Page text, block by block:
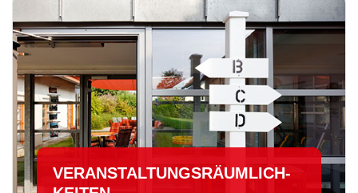
VER­AN­STAL­TUNGS­RÄUM­LICH­